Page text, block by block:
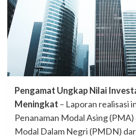
Pengamat Ungkap Nilai
Meningkat – Laporan realisasi
Penanaman Modal Asing (PMA)
Modal Dalam Negri (PMDN)